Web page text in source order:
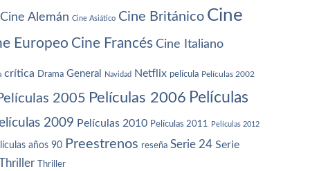
Cine Alemán Cine Asiático Cine Británico Cine
Europeo Cine Francés Cine Italiano
crítica Drama General Navidad Netflix película Películas 2002
2005 Películas 2006 Películas
2009 Películas 2010 Películas 2011 Películas 2012
años 90 Preestrenos reseña Serie 24 Serie
Thriller